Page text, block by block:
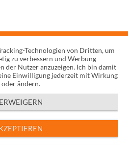
Technologien von Dritten, um
zu verbessern und Werbung
der Nutzer anzuzeigen. Ich bin damit
Einwilligung jederzeit mit Wirkung
ändern.